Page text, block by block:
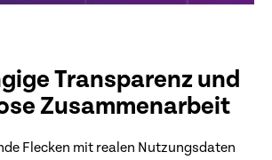
Transparenz und
Zusammenarbeit
Flecken mit realen Nutzungsdaten